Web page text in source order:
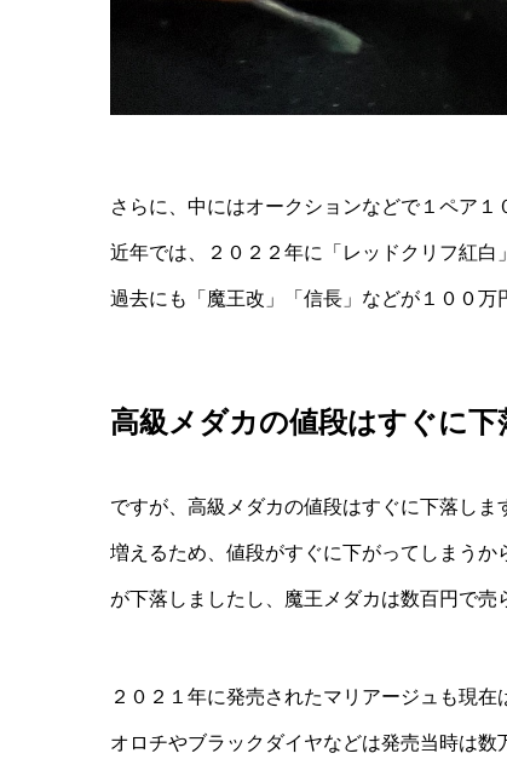
さらに、中にはオークションなどで１ペア１
近年では、２０２２年に「レッドクリフ紅白
過去にも「魔王改」「信長」などが１００万
高級メダカの値段はすぐに下
ですが、高級メダカの値段はすぐに下落し
増えるため、値段がすぐに下がってしまう
が下落しましたし、魔王メダカは数百円で売
２０２１年に発売されたマリアージュも現
オロチやブラックダイヤなどは発売当時は